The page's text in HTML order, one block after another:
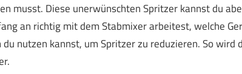
musst. Diese unerwünschten Spritzer kannst du
an richtig mit dem Stabmixer arbeitest, welche
du nutzen kannst, um Spritzer zu reduzieren. So wird